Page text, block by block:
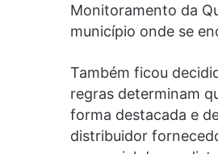
Monitoramento da
município onde se
Também ficou
regras determinam
forma destacada e
distribuidor